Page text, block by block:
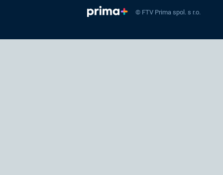
© FTV Prima spol. s r.o.